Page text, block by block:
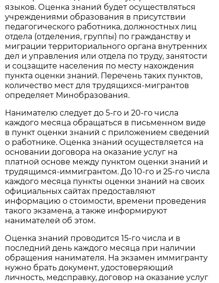
языков. Оценка знаний будет осуществляться
учреждениями образования в присутствии
педагогического работника, должностных лиц
отдела (отделения, группы) по гражданству и
миграции территориального органа внутренних
дел и управления или отдела по труду, занятости
и соцзащите населения по месту нахождения
пункта оценки знаний. Перечень таких пунктов,
количество мест для трудящихся-мигрантов
определяет Минобразования.
Нанимателю следует до 5-го и 20-го числа
каждого месяца обращаться в письменном виде
в пункт оценки знаний с приложением сведений
о работнике. Оценка знаний осуществляется на
основании договора на оказание услуг на
платной основе между пунктом оценки знаний и
трудящимся-иммигрантом. До 10-го и 25-го числа
каждого месяца пункты оценки знаний на своих
официальных сайтах предоставляют
информацию о стоимости, времени проведения
такого экзамена, а также информируют
нанимателей об этом.
Оценка знаний проводится 15-го числа и в
последний день каждого месяца при наличии
обращения нанимателя. На экзамен иммигранту
нужно брать документ, удостоверяющий
личность, медсправку, договор на оказание услуг